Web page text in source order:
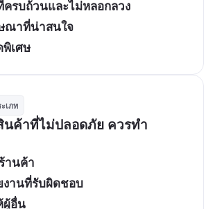
รบถ้วนและไม่หลอกลวง
ณาที่น่าสนใจ
เศษ
เภท
นค้าที่ไม่ปลอดภัย ควรทำ
านค้า
งานที่รับผิดชอบ
ผู้อื่น